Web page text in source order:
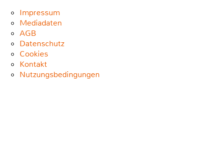
Impressum
Mediadaten
AGB
Datenschutz
Cookies
Kontakt
Nutzungsbedingungen